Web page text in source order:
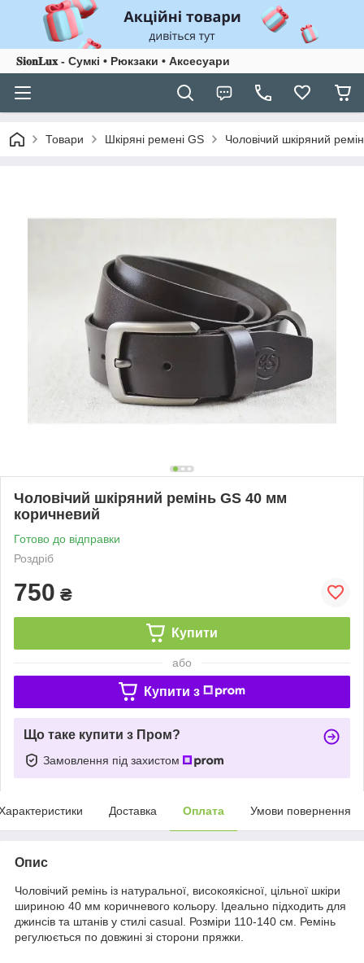
𝐒𝐢𝐨𝐧𝐋𝐮𝐱 - Сумкі • Рюкзаки • Аксесуари
Товари Шкіряні ремені GS Чоловічий шкіряний
Чоловічий шкіряний ремінь GS 40 мм
коричневий
Готово до відправки
Роздріб
750 ₴
Купити
або
Купити з
Що таке купити з Пром?
Замовлення під захистом
Доставка Оплата Умови повернення
Опис
Чоловічий ремінь із натуральної, високоякісної, цільної шкіри
шириною 40 мм коричневого кольору. Ідеально підходить для
джинсів та штанів у стилі casual. Розміри 110-140 см. Ремінь
регулюється по довжині зі сторони пряжки.